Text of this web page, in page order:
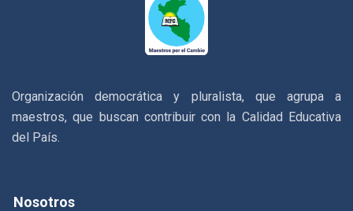
Organización democrática y pluralista, que agrupa a
maestros, que buscan contribuir con la Calidad Educativa
del País.
Nosotros